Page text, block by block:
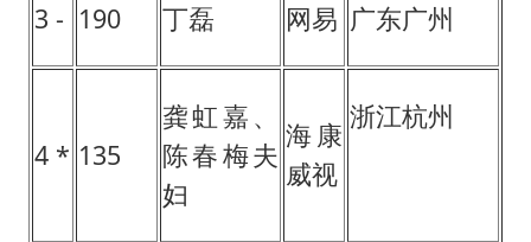
3 - 190 丁磊 网易 广东广州
4 * 135
龚虹嘉、
陈春梅夫
妇
海康
威视
浙江杭州